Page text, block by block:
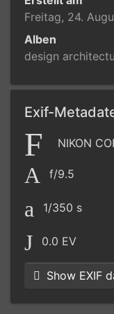
Freitag, 24.
Alben
design
Exif-
NIKON
f/9.5
1/350 s
0.0 EV
Show EXIF